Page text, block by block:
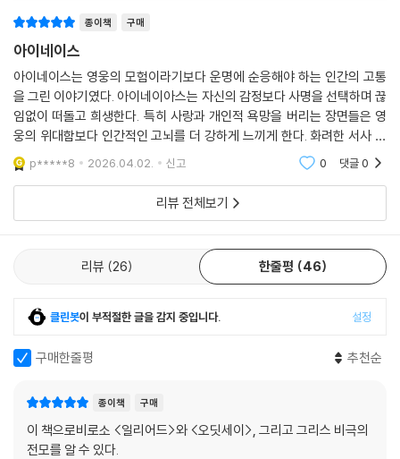
종이책 구매
아이네이스
아이네이스는 영웅의 모험이라기보다 운명에 순응해야 하는 인간의 고통
을 그린 이야기였다. 아이네이아스는 자신의 감정보다 사명을 선택하며 끊
임없이 떠돌고 희생한다. 특히 사랑과 개인적 욕망을 버리는 장면들은 영
웅의 위대함보다 인간적인 고뇌를 더 강하게 느끼게 한다. 화려한 서사 속
에서도 끝내 남는 것은 책임과 희생의 무게였다.
p*****8 2026.04.02. 신고 0 댓글0
리뷰 전체보기
리뷰 26 한줄평 46
클린봇이 부적절한 글을 감지 중입니다. 설정
구매한줄평 추천순
종이책 구매
이 책으로비로소 <일리어드>와 <오딧세이>, 그리고 그리스 비극의
전모를 알 수 있다.